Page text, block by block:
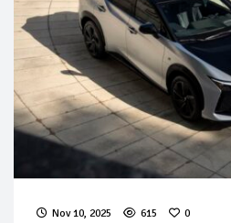
Nov 10, 2025 615 0